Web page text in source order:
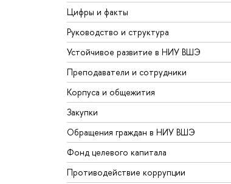
Цифры и факты
Руководство и структура
Устойчивое развитие в НИУ ВШЭ
Преподаватели и сотрудники
Корпуса и общежития
Закупки
Обращения граждан в НИУ ВШЭ
Фонд целевого капитала
Противодействие коррупции